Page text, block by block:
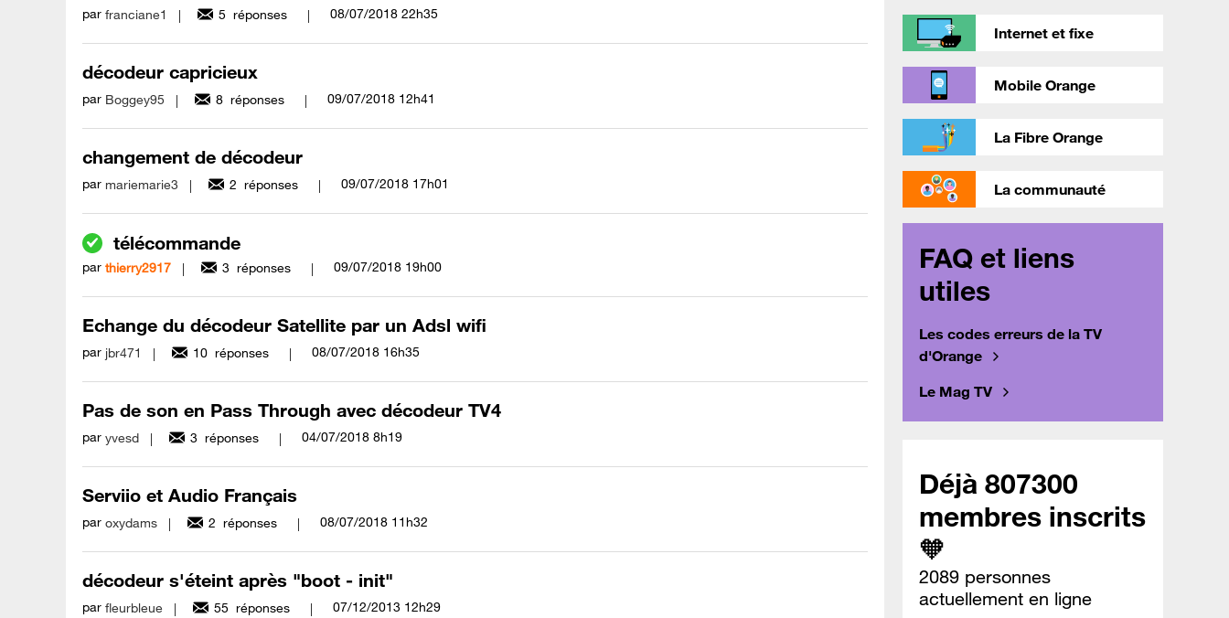
par franciane1 5 réponses ‎08/07/2018 22h35
décodeur capricieux
par Boggey95 8 réponses ‎09/07/2018 12h41
changement de décodeur
par mariemarie3 2 réponses ‎09/07/2018 17h01
télécommande
par thierry2917 3 réponses ‎09/07/2018 19h00
Echange du décodeur Satellite par un Adsl wifi
par jbr471 10 réponses ‎08/07/2018 16h35
Pas de son en Pass Through avec décodeur TV4
par yvesd 3 réponses ‎04/07/2018 8h19
Serviio et Audio Français
par oxydams 2 réponses ‎08/07/2018 11h32
décodeur s'éteint après "boot - init"
par fleurbleue 55 réponses ‎07/12/2013 12h29
Internet et fixe
Mobile Orange
La Fibre Orange
La communauté
FAQ et liens
utiles
Les codes erreurs de la TV
d'Orange
Le Mag TV
Déjà 807300
membres inscrits
🧡
2089 personnes
actuellement en ligne